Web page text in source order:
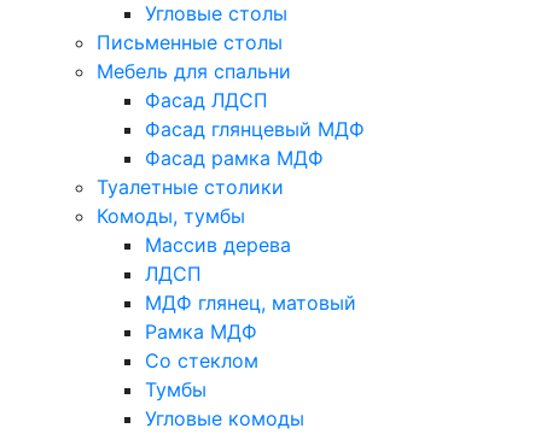
Угловые столы
Письменные столы
Мебель для спальни
Фасад ЛДСП
Фасад глянцевый МДФ
Фасад рамка МДФ
Туалетные столики
Комоды, тумбы
Массив дерева
ЛДСП
МДФ глянец, матовый
Рамка МДФ
Со стеклом
Тумбы
Угловые комоды